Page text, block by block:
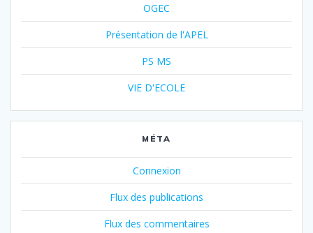
OGEC
Présentation de l'APEL
PS MS
VIE D'ECOLE
MÉTA
Connexion
Flux des publications
Flux des commentaires